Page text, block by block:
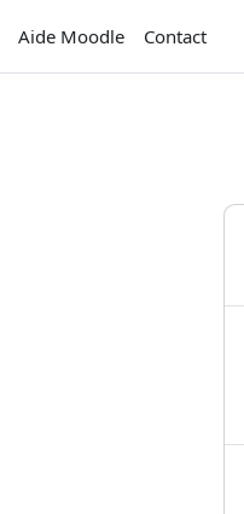
Aide Moodle Contact